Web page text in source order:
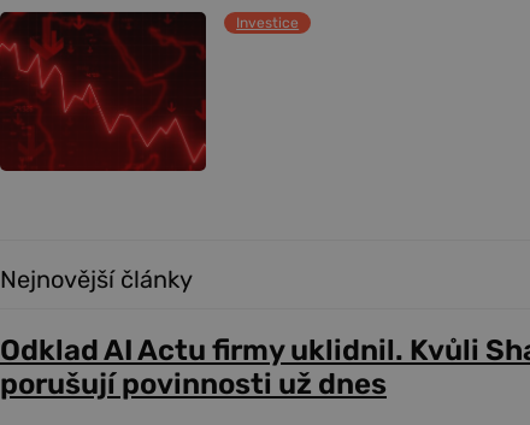
Investice
Nejnovější články
Odklad AI Actu firmy uklidnil. Kvůli
porušují povinnosti už dnes